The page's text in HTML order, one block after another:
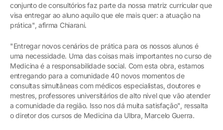
conjunto de consultórios faz parte da nossa matriz curricular que
visa entregar ao aluno aquilo que ele mais quer: a atuação na
prática", afirma Chiarani.
"Entregar novos cenários de prática para os nossos alunos é
uma necessidade. Uma das coisas mais importantes no curso de
Medicina é a responsabilidade social. Com esta obra, estamos
entregando para a comunidade 40 novos momentos de
consultas simultâneas com médicos especialistas, doutores e
mestres, professores universitários de alto nível que vão atender
a comunidade da região. Isso nos dá muita satisfação", ressalta
o diretor dos cursos de Medicina da Ulbra, Marcelo Guerra.